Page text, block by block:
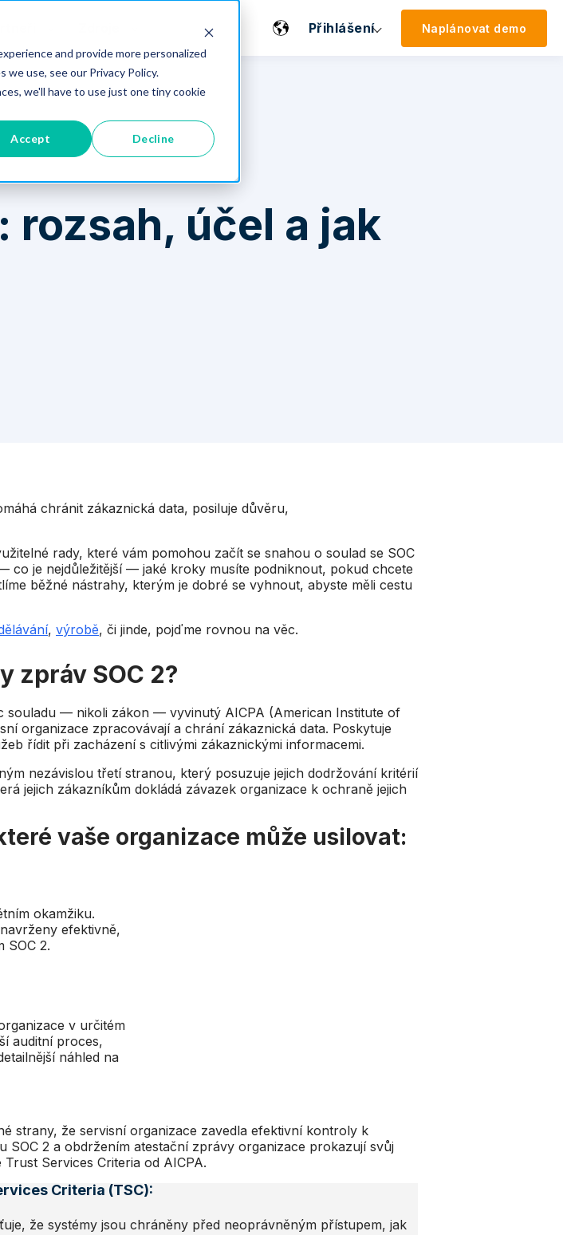
and provide more personalized
use, see our Privacy Policy.
we'll have to use just one tiny cookie
Accept Decline
Přihlášení Naplánovat demo
rozsah, účel a jak
chránit zákaznická data, posiluje důvěru,
rady, které vám pomohou začít se snahou o soulad se SOC
co je nejdůležitější — jaké kroky musíte podniknout, pokud chcete
běžné nástrahy, kterým je dobré se vyhnout, abyste měli cestu
, výrobě, či jinde, pojďme rovnou na věc.
zpráv SOC 2?
souladu — nikoli zákon — vyvinutý AICPA (American Institute of
organizace zpracovávají a chrání zákaznická data. Poskytuje
řídit při zacházení s citlivými zákaznickými informacemi.
nezávislou třetí stranou, který posuzuje jejich dodržování kritérií
jejich zákazníkům dokládá závazek organizace k ochraně jejich
vaše organizace může usilovat:
okamžiku.
efektivně,
SOC 2.
v určitém
auditní proces,
náhled na
strany, že servisní organizace zavedla efektivní kontroly k
2 a obdržením atestační zprávy organizace prokazují svůj
Services Criteria od AICPA.
Criteria (TSC):
že systémy jsou chráněny před neoprávněným přístupem, jak